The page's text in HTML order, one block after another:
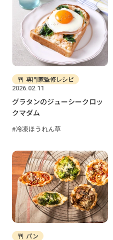
2026.02.11
専門家監修レシピ
グラタンのジューシークロッ
クマダム
冷凍ほうれん草
パン